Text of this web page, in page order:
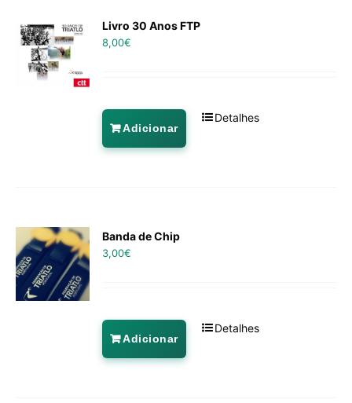
Livro 30 Anos FTP
8,00€
Adicionar
Detalhes
Banda de Chip
3,00€
Adicionar
Detalhes